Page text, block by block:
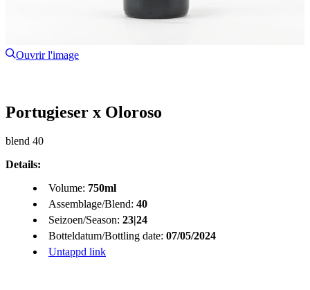
Ouvrir l'image
Portugieser x Oloroso
blend 40
Details:
Volume: 750ml
Assemblage/Blend: 40
Seizoen/Season: 23|24
Botteldatum/Bottling date: 07/05/2024
Untappd link